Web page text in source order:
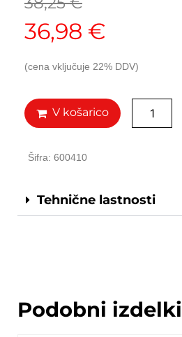
36,98 €
(cena vključuje 22% DDV)
V košarico
Šifra: 600410
Tehnične lastnosti
Podobni izdelki